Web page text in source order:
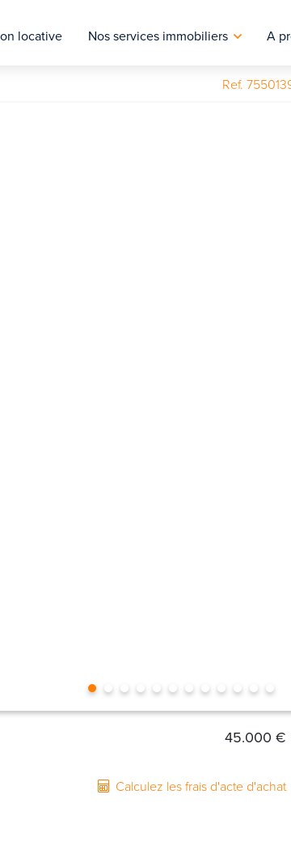
locative Nos services immobiliers A
Ref.
45.000 €
Calculez les frais d'acte d'achat